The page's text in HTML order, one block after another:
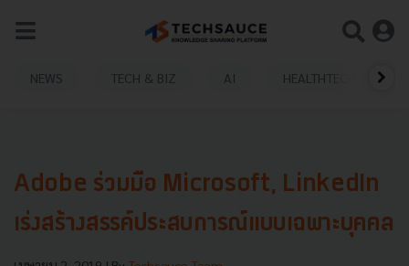
NEWS TECH & BIZ AI HEALTHTECH
Adobe ร่วมมือ Microsoft, LinkedIn
เร่งสร้างสรรค์ประสบการณ์แบบเฉพาะบุคคล